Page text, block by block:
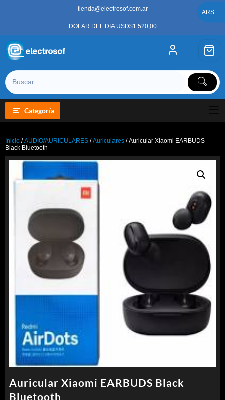
tienda@electrosof.com.ar
DOLAR DEL DIA USD$1.520,00
Categoría
Inicio /AUDIO/AURICULARES /Auriculares / Auricular Xiaomi EARBUDS
Black Bluetooth
Auricular Xiaomi EARBUDS Black
Bluetooth
ARS